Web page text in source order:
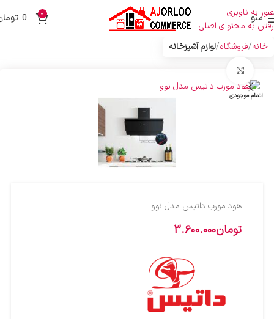
عبور به ناوبری
رفتن به محتوای اصلی
منو 0
0
خانه فروشگاه لوازم آشپزخانه
اتمام موجودی
هود مورب داتیس مدل نوو
تومان3.600.000